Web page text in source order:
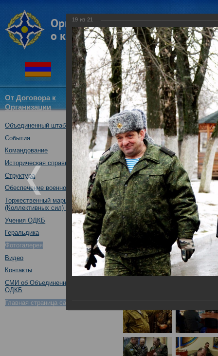
От Договора к
Организации
Структура
ОДКБ
Новости
Объединенный штаб ОДКБ
События
Командование
Историческая справка
Структура
Обеспечение военной безопасности
Торжественный марш Войск
(Коллективных сил) ОДКБ
Учения ОДКБ
Геральдика
Фотогалерея
Видео
Контакты
СМИ об Объединенном штабе
ОДКБ
Главная страница сайта ОДКБ
Встреча начальника
начальником
первым заместителем
Беларусь
11.02.2016
19 из 21